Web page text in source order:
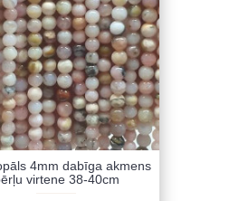
4mm dabīga akmens
virtene 38-40cm